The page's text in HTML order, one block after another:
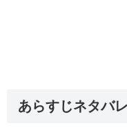
あらすじネタバ